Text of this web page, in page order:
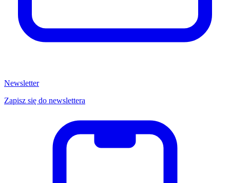
Newsletter
Zapisz się do newslettera